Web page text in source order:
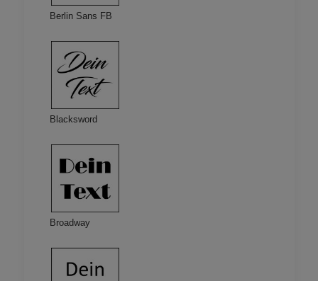
Berlin Sans FB
Blacksword
Broadway